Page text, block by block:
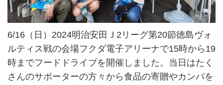
6/16（日）2024明治安田Ｊ2リーグ第20節徳島ヴォ
ルティス戦の会場フクダ電子アリーナで15時から19
時までフードドライブを開催しました。当日はたく
さんのサポーターの方々から食品の寄贈やカンパを